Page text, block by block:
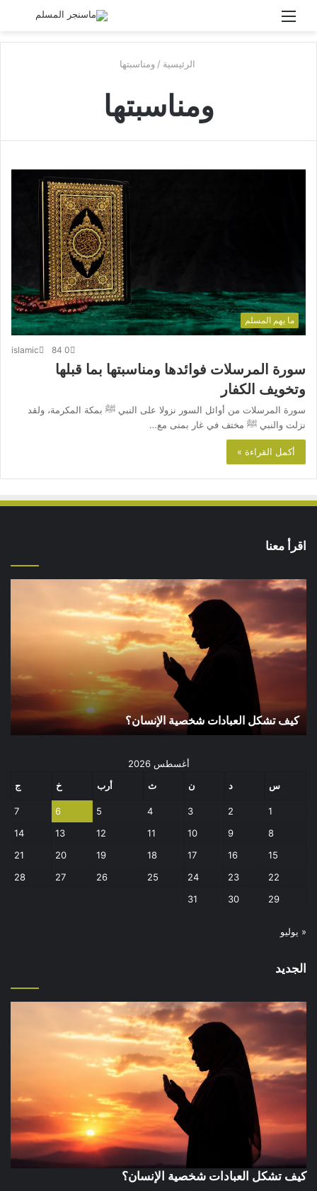
القائمة
الرئيسية / ومناسبتها
ومناسبتها
ما يهم المسلم
islamic 0
سورة المرسلات فوائدها ومناسبتها بما قبلها
وتخويف الكفار
سورة المرسلات من أوائل السور نزولا على النبي ﷺ بمكة المكرمة، ولقد
نزلت والنبي ﷺ مختف في غار بمنى مع…
أكمل القراءة »
اقرأ معنا
كيف
شخصية
الإنسان؟
كيف تشكل العبادات شخصية الإنسان؟
أغسطس 2026
س
د ن ث أرب خ ج
1
2
3
4
5
6
7
8
9
10
11
12
13
14
15
16
17
18
19
20
21
22
23
24
25
26
27
28
29
30
31
« يوليو
الجديد
كيف تشكل العبادات شخصية الإنسان؟